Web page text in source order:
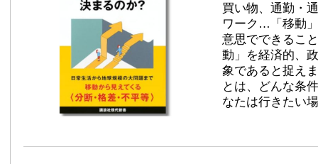
買い物、通勤・
ワーク…「移動
意思でできるこ
動」を経済的、
象であると捉え
とは、どんな条
なたは行きたい